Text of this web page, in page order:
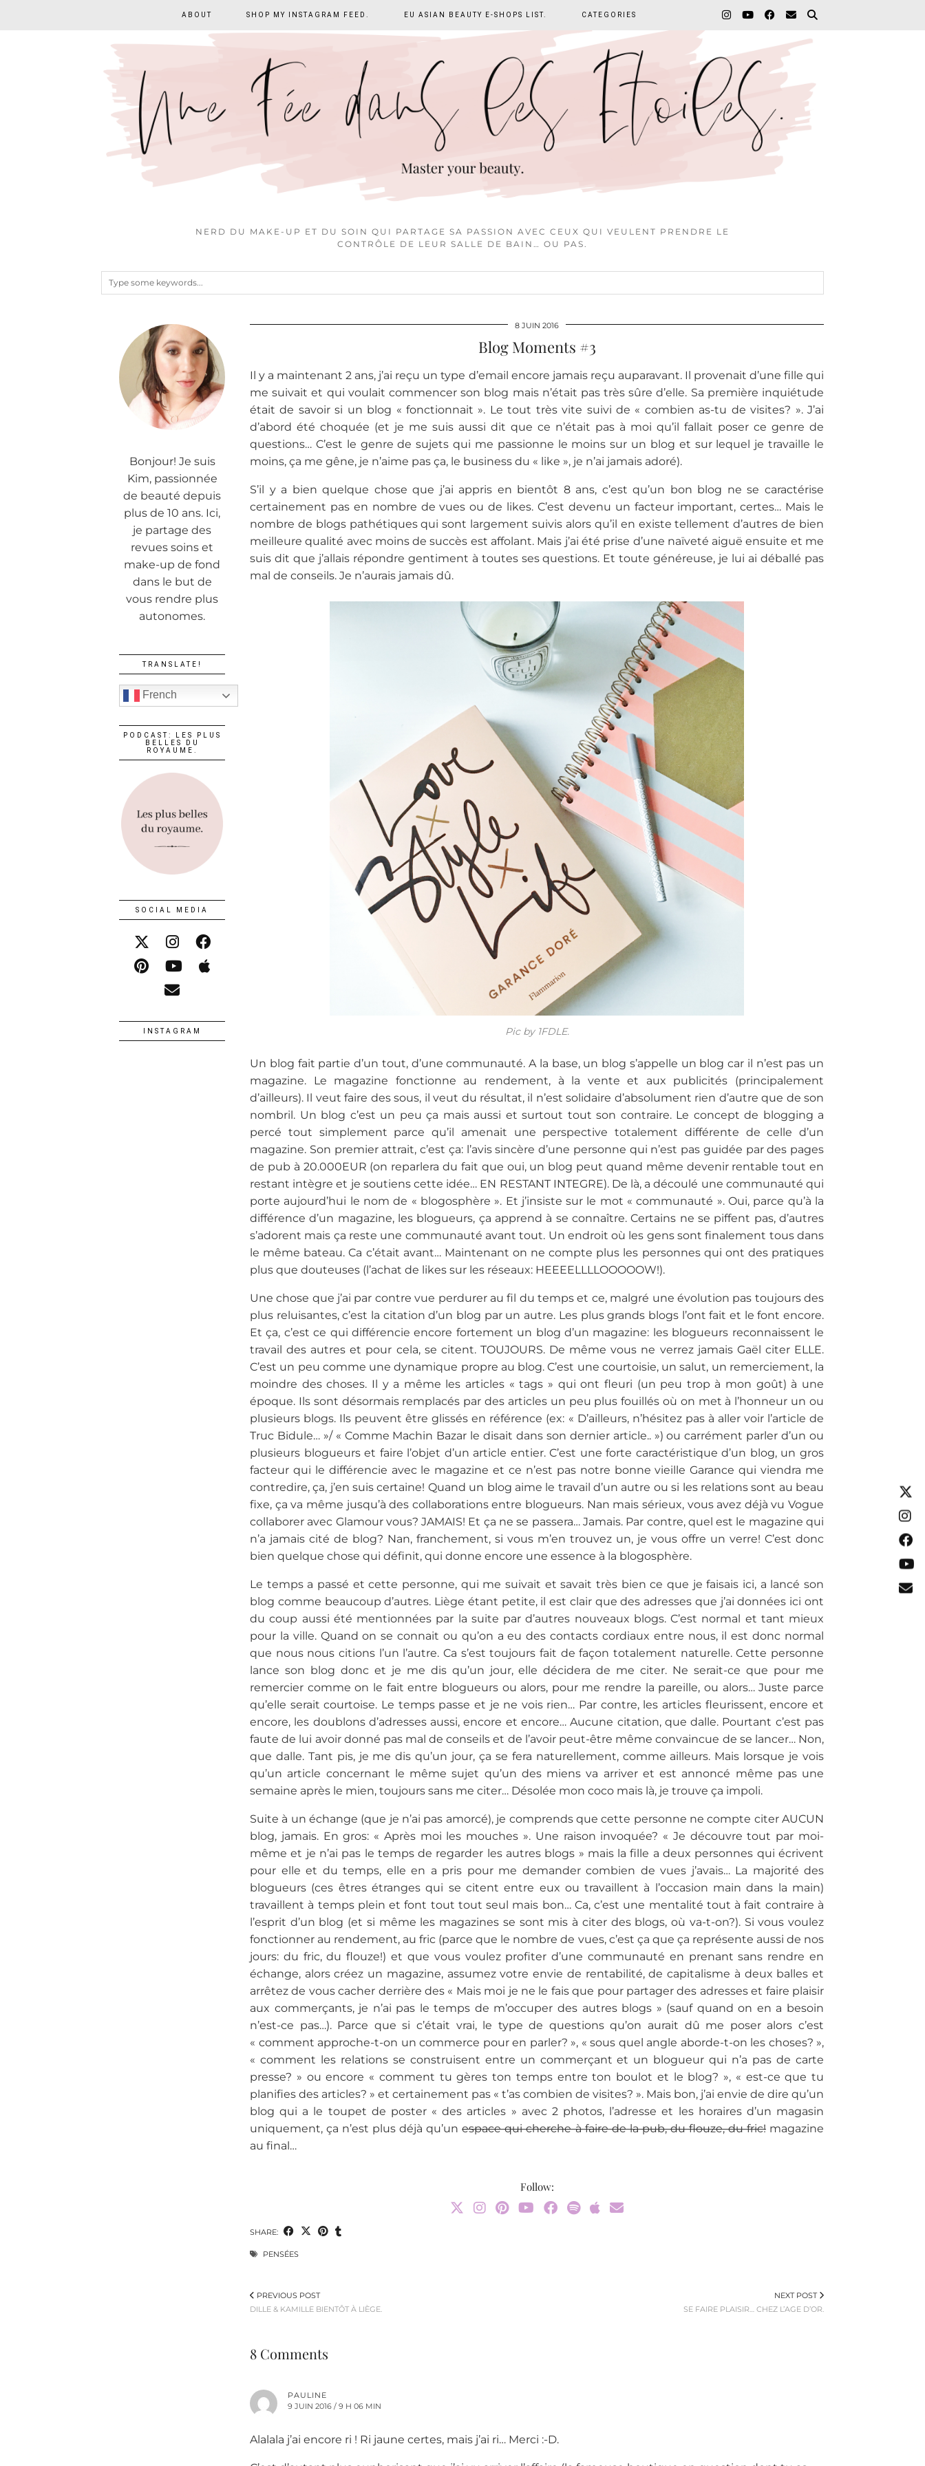
NERD DU MAKE-UP ET DU SOIN QUI PARTAGE SA PASSION AVEC CEUX QUI VEULENT PRENDRE LE
CONTRÔLE DE LEUR SALLE DE BAIN… OU PAS.
ABOUT SHOP MY INSTAGRAM FEED. EU ASIAN BEAUTY E-SHOPS LIST. CATEGORIES
8 JUIN 2016
Blog Moments #3
Il y a maintenant 2 ans, j’ai reçu un type d’email encore jamais reçu auparavant. Il provenait d’une fille qui
me suivait et qui voulait commencer son blog mais n’était pas très sûre d’elle. Sa première inquiétude
était de savoir si un blog « fonctionnait ». Le tout très vite suivi de « combien as-tu de visites? ». J’ai
d’abord été choquée (et je me suis aussi dit que ce n’était pas à moi qu’il fallait poser ce genre de
questions… C’est le genre de sujets qui me passionne le moins sur un blog et sur lequel je travaille le
moins, ça me gêne, je n’aime pas ça, le business du « like », je n’ai jamais adoré).
S’il y a bien quelque chose que j’ai appris en bientôt 8 ans, c’est qu’un bon blog ne se caractérise
certainement pas en nombre de vues ou de likes. C’est devenu un facteur important, certes… Mais le
nombre de blogs pathétiques qui sont largement suivis alors qu’il en existe tellement d’autres de bien
meilleure qualité avec moins de succès est affolant. Mais j’ai été prise d’une naïveté aiguë ensuite et me
suis dit que j’allais répondre gentiment à toutes ses questions. Et toute généreuse, je lui ai déballé pas
mal de conseils. Je n’aurais jamais dû.
Pic by 1FDLE.
Un blog fait partie d’un tout, d’une communauté. A la base, un blog s’appelle un blog car il n’est pas un
magazine. Le magazine fonctionne au rendement, à la vente et aux publicités (principalement
d’ailleurs). Il veut faire des sous, il veut du résultat, il n’est solidaire d’absolument rien d’autre que de son
nombril. Un blog c’est un peu ça mais aussi et surtout tout son contraire. Le concept de blogging a
percé tout simplement parce qu’il amenait une perspective totalement différente de celle d’un
magazine. Son premier attrait, c’est ça: l’avis sincère d’une personne qui n’est pas guidée par des pages
de pub à 20.000EUR (on reparlera du fait que oui, un blog peut quand même devenir rentable tout en
restant intègre et je soutiens cette idée… EN RESTANT INTEGRE). De là, a découlé une communauté qui
porte aujourd’hui le nom de « blogosphère ». Et j’insiste sur le mot « communauté ». Oui, parce qu’à la
différence d’un magazine, les blogueurs, ça apprend à se connaître. Certains ne se piffent pas, d’autres
s’adorent mais ça reste une communauté avant tout. Un endroit où les gens sont finalement tous dans
le même bateau. Ca c’était avant… Maintenant on ne compte plus les personnes qui ont des pratiques
plus que douteuses (l’achat de likes sur les réseaux: HEEEELLLLOOOOOW!).
Une chose que j’ai par contre vue perdurer au fil du temps et ce, malgré une évolution pas toujours des
plus reluisantes, c’est la citation d’un blog par un autre. Les plus grands blogs l’ont fait et le font encore.
Et ça, c’est ce qui différencie encore fortement un blog d’un magazine: les blogueurs reconnaissent le
travail des autres et pour cela, se citent. TOUJOURS. De même vous ne verrez jamais Gaël citer ELLE.
C’est un peu comme une dynamique propre au blog. C’est une courtoisie, un salut, un remerciement, la
moindre des choses. Il y a même les articles « tags » qui ont fleuri (un peu trop à mon goût) à une
époque. Ils sont désormais remplacés par des articles un peu plus fouillés où on met à l’honneur un ou
plusieurs blogs. Ils peuvent être glissés en référence (ex: « D’ailleurs, n’hésitez pas à aller voir l’article de
Truc Bidule… »/ « Comme Machin Bazar le disait dans son dernier article.. ») ou carrément parler d’un ou
plusieurs blogueurs et faire l’objet d’un article entier. C’est une forte caractéristique d’un blog, un gros
facteur qui le différencie avec le magazine et ce n’est pas notre bonne vieille Garance qui viendra me
contredire, ça, j’en suis certaine! Quand un blog aime le travail d’un autre ou si les relations sont au beau
fixe, ça va même jusqu’à des collaborations entre blogueurs. Nan mais sérieux, vous avez déjà vu Vogue
collaborer avec Glamour vous? JAMAIS! Et ça ne se passera… Jamais. Par contre, quel est le magazine qui
n’a jamais cité de blog? Nan, franchement, si vous m’en trouvez un, je vous offre un verre! C’est donc
bien quelque chose qui définit, qui donne encore une essence à la blogosphère.
Le temps a passé et cette personne, qui me suivait et savait très bien ce que je faisais ici, a lancé son
blog comme beaucoup d’autres. Liège étant petite, il est clair que des adresses que j’ai données ici ont
du coup aussi été mentionnées par la suite par d’autres nouveaux blogs. C’est normal et tant mieux
pour la ville. Quand on se connait ou qu’on a eu des contacts cordiaux entre nous, il est donc normal
que nous nous citions l’un l’autre. Ca s’est toujours fait de façon totalement naturelle. Cette personne
lance son blog donc et je me dis qu’un jour, elle décidera de me citer. Ne serait-ce que pour me
remercier comme on le fait entre blogueurs ou alors, pour me rendre la pareille, ou alors… Juste parce
qu’elle serait courtoise. Le temps passe et je ne vois rien… Par contre, les articles fleurissent, encore et
encore, les doublons d’adresses aussi, encore et encore… Aucune citation, que dalle. Pourtant c’est pas
faute de lui avoir donné pas mal de conseils et de l’avoir peut-être même convaincue de se lancer… Non,
que dalle. Tant pis, je me dis qu’un jour, ça se fera naturellement, comme ailleurs. Mais lorsque je vois
qu’un article concernant le même sujet qu’un des miens va arriver et est annoncé même pas une
semaine après le mien, toujours sans me citer… Désolée mon coco mais là, je trouve ça impoli.
Suite à un échange (que je n’ai pas amorcé), je comprends que cette personne ne compte citer AUCUN
blog, jamais. En gros: « Après moi les mouches ». Une raison invoquée? « Je découvre tout par moi-
même et je n’ai pas le temps de regarder les autres blogs » mais la fille a deux personnes qui écrivent
pour elle et du temps, elle en a pris pour me demander combien de vues j’avais… La majorité des
blogueurs (ces êtres étranges qui se citent entre eux ou travaillent à l’occasion main dans la main)
travaillent à temps plein et font tout tout seul mais bon… Ca, c’est une mentalité tout à fait contraire à
l’esprit d’un blog (et si même les magazines se sont mis à citer des blogs, où va-t-on?). Si vous voulez
fonctionner au rendement, au fric (parce que le nombre de vues, c’est ça que ça représente aussi de nos
jours: du fric, du flouze!) et que vous voulez profiter d’une communauté en prenant sans rendre en
échange, alors créez un magazine, assumez votre envie de rentabilité, de capitalisme à deux balles et
arrêtez de vous cacher derrière des « Mais moi je ne le fais que pour partager des adresses et faire plaisir
aux commerçants, je n’ai pas le temps de m’occuper des autres blogs » (sauf quand on en a besoin
n’est-ce pas…). Parce que si c’était vrai, le type de questions qu’on aurait dû me poser alors c’est
« comment approche-t-on un commerce pour en parler? », « sous quel angle aborde-t-on les choses? »,
« comment les relations se construisent entre un commerçant et un blogueur qui n’a pas de carte
presse? » ou encore « comment tu gères ton temps entre ton boulot et le blog? », « est-ce que tu
planifies des articles? » et certainement pas « t’as combien de visites? ». Mais bon, j’ai envie de dire qu’un
blog qui a le toupet de poster « des articles » avec 2 photos, l’adresse et les horaires d’un magasin
uniquement, ça n’est plus déjà qu’unespace qui cherche à faire de la pub, du flouze, du fric!magazine
au final…
Follow:
SHARE:
PENSÉES
PREVIOUS POST
DILLE & KAMILLE BIENTÔT À LIÈGE.
NEXT POST
SE FAIRE PLAISIR… CHEZ L’AGE D’OR.
8 Comments
PAULINE
9 JUIN 2016 / 9 H 06 MIN
Alalala j’ai encore ri ! Ri jaune certes, mais j’ai ri… Merci :-D.
Bonjour! Je suis
Kim, passionnée
de beauté depuis
plus de 10 ans. Ici,
je partage des
revues soins et
make-up de fond
dans le but de
vous rendre plus
autonomes.
TRANSLATE!
French
PODCAST: LES PLUS
BELLES DU
ROYAUME.
SOCIAL MEDIA
INSTAGRAM